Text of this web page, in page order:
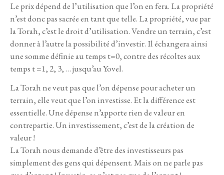
Le prix dépend de l’utilisation que l’on en fera. La propriété
n’est donc pas sacrée en tant que telle. La propriété, vue par
la Torah, c’est le droit d’utilisation. Vendre un terrain, c’est
donner à l’autre la possibilité d’investir. Il échangera ainsi
une somme définie au temps t=0, contre des récoltes aux
temps t =1, 2, 3, … jusqu’au Yovel.
La Torah ne veut pas que l’on dépense pour acheter un
terrain, elle veut que l’on investisse. Et la différence est
essentielle. Une dépense n’apporte rien de valeur en
contrepartie. Un investissement, c’est de la création de
valeur !
La Torah nous demande d’être des investisseurs pas
simplement des gens qui dépensent. Mais on ne parle pas